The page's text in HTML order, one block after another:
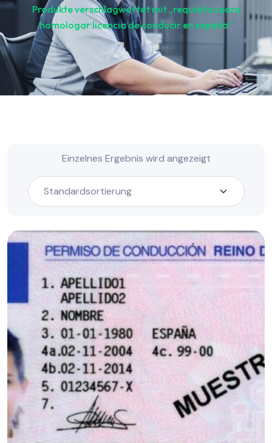
Produkte verschlagwortet mit „requisitos para
homologar licencia de conducir en españa“
Einzelnes Ergebnis wird angezeigt